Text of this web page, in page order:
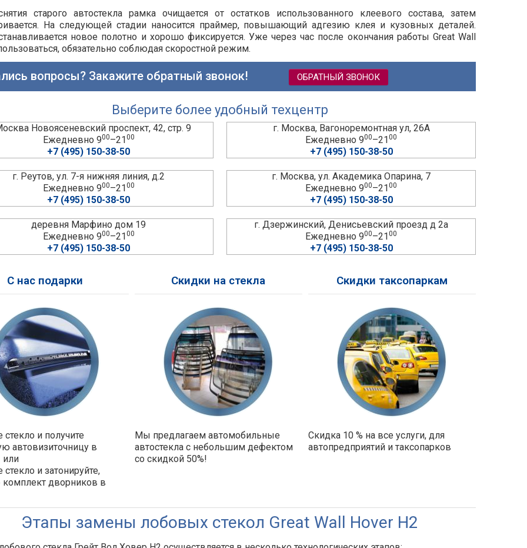
старого автостекла рамка очищается от остатков использованного клеевого состава, затем
На следующей стадии наносится праймер, повышающий адгезию клея и кузовных деталей.
новое полотно и хорошо фиксируется. Уже через час после окончания работы Great Wall
обязательно соблюдая скоростной режим.
вопросы? Закажите обратный звонок! ОБРАТНЫЙ ЗВОНОК
Выберите более удобный техцентр
Новоясеневский проспект, 42, стр. 9
Ежедневно 900–2100
+7 (495) 150-38-50
г. Москва, Вагоноремонтная ул, 26А
Ежедневно 900–2100
+7 (495) 150-38-50
г. Реутов, ул. 7-я нижняя линия, д.2
Ежедневно 900–2100
+7 (495) 150-38-50
г. Москва, ул. Академика Опарина, 7
Ежедневно 900–2100
+7 (495) 150-38-50
деревня Марфино дом 19
Ежедневно 900–2100
+7 (495) 150-38-50
г. Дзержинский, Денисьевский проезд д 2а
Ежедневно 900–2100
+7 (495) 150-38-50
С нас подарки
стекло и получите
автовизиточницу в
или
стекло и затонируйте,
комплект дворников в
Скидки на стекла
Мы предлагаем автомобильные
автостекла с небольшим дефектом
со скидкой 50%!
Скидки таксопаркам
Скидка 10 % на все услуги, для
автопредприятий и таксопарков
Этапы замены лобовых стекол Great Wall Hover H2